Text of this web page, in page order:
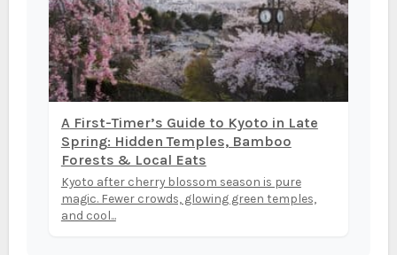
A First-Timer’s Guide to Kyoto in Late
Spring: Hidden Temples, Bamboo
Forests & Local Eats
Kyoto after cherry blossom season is pure
magic. Fewer crowds, glowing green temples,
and cool...